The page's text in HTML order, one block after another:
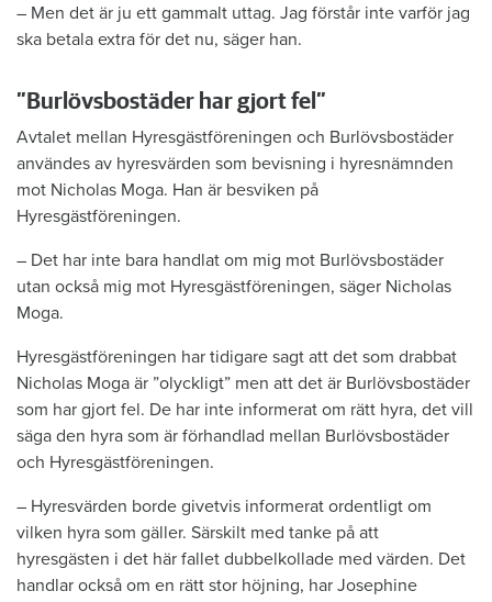
– Men det är ju ett gammalt uttag. Jag förstår inte varför jag
ska betala extra för det nu, säger han.
”Burlövsbostäder har gjort fel”
Avtalet mellan Hyresgästföreningen och Burlövsbostäder
användes av hyresvärden som bevisning i hyresnämnden
mot Nicholas Moga. Han är besviken på
Hyresgästföreningen.
– Det har inte bara handlat om mig mot Burlövsbostäder
utan också mig mot Hyresgästföreningen, säger Nicholas
Moga.
Hyresgästföreningen har tidigare sagt att det som drabbat
Nicholas Moga är ”olyckligt” men att det är Burlövsbostäder
som har gjort fel. De har inte informerat om rätt hyra, det vill
säga den hyra som är förhandlad mellan Burlövsbostäder
och Hyresgästföreningen.
– Hyresvärden borde givetvis informerat ordentligt om
vilken hyra som gäller. Särskilt med tanke på att
hyresgästen i det här fallet dubbelkollade med värden. Det
handlar också om en rätt stor höjning, har Josephine